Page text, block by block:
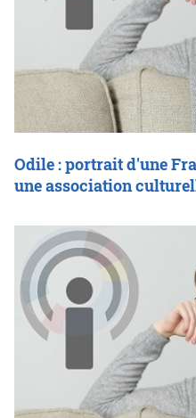
Odile : portrait d'une
une association